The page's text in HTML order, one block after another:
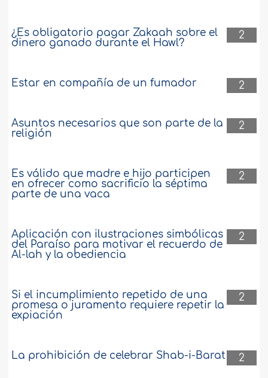
2
¿Es obligatorio pagar Zakaah sobre el
dinero ganado durante el Hawl?
2
Estar en compañía de un fumador
2
Asuntos necesarios que son parte de la
religión
2
Es válido que madre e hijo participen
en ofrecer como sacrificio la séptima
parte de una vaca
2
Aplicación con ilustraciones simbólicas
del Paraíso para motivar el recuerdo de
Al-lah y la obediencia
2
Si el incumplimiento repetido de una
promesa o juramento requiere repetir la
expiación
2
La prohibición de celebrar Shab-i-Barat